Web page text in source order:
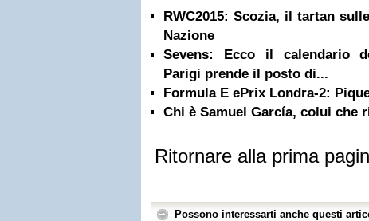
RWC2015: Scozia, il tartan
Nazione
Sevens: Ecco il calendario
Parigi prende il posto di...
Formula E ePrix Londra-2:
Chi è Samuel García, colui che
Ritornare alla prima
Possono interessarti anche questi